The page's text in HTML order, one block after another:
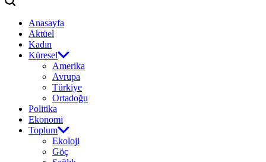
Anasayfa
Aktüel
Kadın
Küresel
Amerika
Avrupa
Türkiye
Ortadoğu
Politika
Ekonomi
Toplum
Ekoloji
Göç